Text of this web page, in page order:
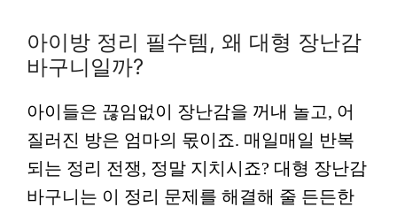
아이방 정리 필수템, 왜 대형 장난감
바구니일까?
아이들은 끊임없이 장난감을 꺼내 놀고, 어
질러진 방은 엄마의 몫이죠. 매일매일 반복
되는 정리 전쟁, 정말 지치시죠? 대형 장난감
바구니는 이 정리 문제를 해결해 줄 든든한